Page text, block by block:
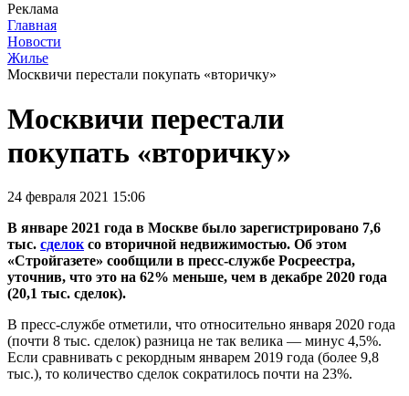
Реклама
Главная
Новости
Жилье
Москвичи перестали покупать «вторичку»
Москвичи перестали
покупать «вторичку»
24 февраля 2021 15:06
В январе 2021 года в Москве было зарегистрировано 7,6
тыс. сделок со вторичной недвижимостью. Об этом
«Стройгазете» сообщили в пресс-службе Росреестра,
уточнив, что это на 62% меньше, чем в декабре 2020 года
(20,1 тыс. сделок).
В пресс-службе отметили, что относительно января 2020 года
(почти 8 тыс. сделок) разница не так велика — минус 4,5%.
Если сравнивать с рекордным январем 2019 года (более 9,8
тыс.), то количество сделок сократилось почти на 23%.